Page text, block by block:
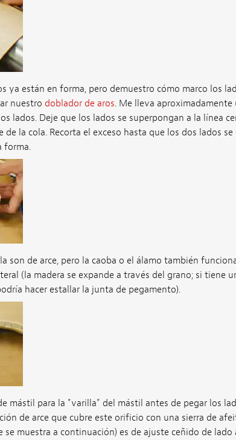
ya están en forma, pero demuestro cómo marco los
nuestro doblador de aros. Me lleva
lados. Deje que los lados se superpongan a la línea
la cola. Recorta el exceso hasta que los dos lados
forma.
son de arce, pero la caoba o el álamo también
(la madera se expande a través del grano; si tiene
hacer estallar la junta de pegamento).
mástil para la "varilla" del mástil antes de pegar los
de arce que cubre este orificio con una sierra de
se muestra a continuación) es de ajuste ceñido de